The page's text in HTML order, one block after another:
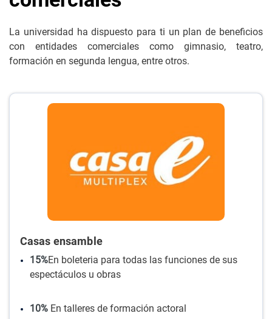
La universidad ha dispuesto para ti un plan de beneficios
con entidades comerciales como gimnasio, teatro,
formación en segunda lengua, entre otros.
Casas ensamble
15%En boleteria para todas las funciones de sus
espectáculos u obras
10%En talleres de formación actoral